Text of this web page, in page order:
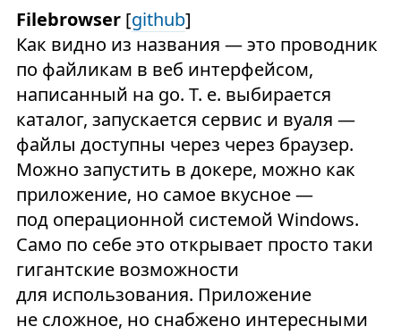
Filebrowser[github]
Как видно из названия — это проводник
по файликам в веб интерфейсом,
написанный на go. Т. е. выбирается
каталог, запускается сервис и вуаля —
файлы доступны через через браузер.
Можно запустить в докере, можно как
приложение, но самое вкусное —
под операционной системой Windows.
Само по себе это открывает просто таки
гигантские возможности
для использования. Приложение
не сложное, но снабжено интересными